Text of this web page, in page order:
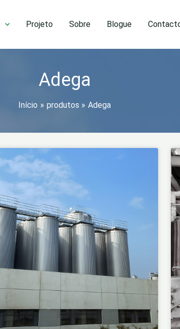
Projeto Sobre Blogue
Adega
Início produtos Adega